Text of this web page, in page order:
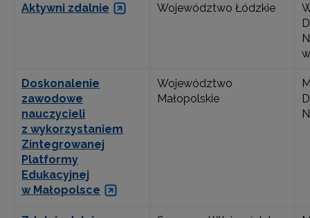
Aktywni zdalnie Województwo Łódzkie
Doskonalenie
zawodowe
nauczycieli
z wykorzystaniem
Zintegrowanej
Platformy
Edukacyjnej
w Małopolsce
Województwo
Małopolskie